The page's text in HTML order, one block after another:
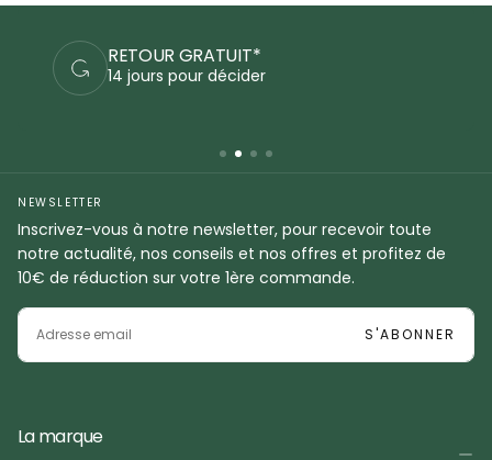
GRATUIT*
pour décider
NEWSLETTER
Inscrivez-vous à notre newsletter, pour recevoir toute
notre actualité, nos conseils et nos offres et profitez de
10€ de réduction sur votre 1ère commande.
EMAIL
S'ABONNER
La marque